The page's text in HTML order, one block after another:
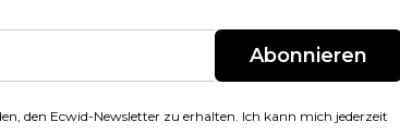
Abonnieren
den Ecwid-Newsletter zu erhalten. Ich kann mich jederzeit